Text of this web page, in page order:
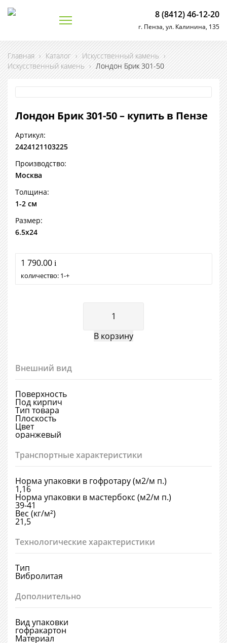
8 (8412) 46-12-20
г. Пенза, ул. Калинина, 135
Главная › Каталог › Искусственный камень ›
Искусственный камень › Лондон Брик 301-50
Лондон Брик 301-50 – купить в Пензе
Артикул:
2424121103225
Производство:
Москва
Толщина:
1-2 см
Размер:
6.5х24
1 790.00 i
количество: 1 +
Внешний вид
Поверхность
Под кирпич
Тип товара
Плоскость
Цвет
оранжевый
Транспортные характеристики
Норма упаковки в гофротару (м2/м п.)
1,16
Норма упаковки в мастербокс (м2/м п.)
39-41
Вес (кг/м²)
21,5
Технологические характеристики
Тип
Вибролитая
Дополнительно
Вид упаковки
гофракартон
Материал